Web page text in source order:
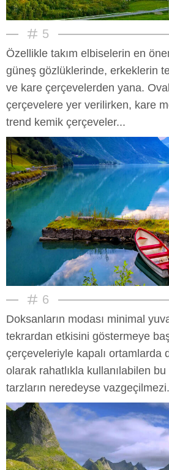
5
Özellikle takım elbiselerin en
güneş gözlüklerinde, erkeklerin
ve kare çerçevelerden yana.
çerçevelere yer verilirken, kare
trend kemik çerçeveler...
6
Doksanların modası minimal
tekrardan etkisini göstermeye
çerçeveleriyle kapalı ortamlarda
olarak rahatlıkla kullanılabilen
tarzların neredeyse vazgeçilmezi.